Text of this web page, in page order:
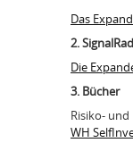
Das
2.
Die
3. Bücher
Risiko-
WH